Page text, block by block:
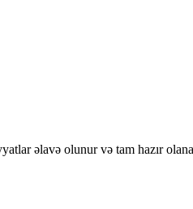
əlavə olunur və tam hazır